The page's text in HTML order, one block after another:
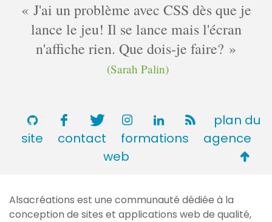
J'ai un problème avec CSS dès que je
lance le jeu! Il se lance mais l'écran
n'affiche rien. Que dois-je faire?
(Sarah Palin)
plan du
site
contact formations
agence
web
de
Alsacréations est une communauté dédiée à la
conception de sites et applications web de qualité,